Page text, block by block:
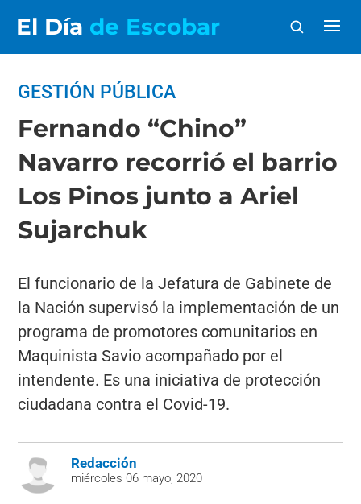
El Día de Escobar
GESTIÓN PÚBLICA
Fernando “Chino”
Navarro recorrió el barrio
Los Pinos junto a Ariel
Sujarchuk
El funcionario de la Jefatura de Gabinete de
la Nación supervisó la implementación de un
programa de promotores comunitarios en
Maquinista Savio acompañado por el
intendente. Es una iniciativa de protección
ciudadana contra el Covid-19.
Redacción
miércoles 06 mayo, 2020